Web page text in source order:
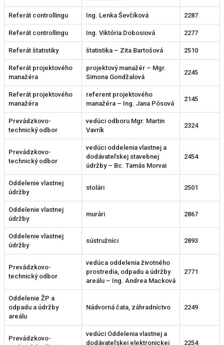
Referát controllingu Ing. Lenka Ševčíková 2287
Referát controllingu Ing. Viktória Dobosiová 2277
Referát štatistiky štatistika – Zita Bartošová 2510
Referát projektového
manažéra
projektový manažér – Mgr.
Simona Gondžalová
2245
Referát projektového
manažéra
referent projektového
manažéra – Ing. Jana Pósová
2145
Prevádzkovo-
technický odbor
vedúci odboru Mgr. Martin
Vavrík
2324
Prevádzkovo-
technický odbor
vedúci oddelenia vlastnej a
dodávateľskej stavebnej
údržby – Bc. Tamás Morvai
2454
Oddelenie vlastnej
údržby
stolári 2501
Oddelenie vlastnej
údržby
murári 2867
Oddelenie vlastnej
údržby
sústružníci 2893
Prevádzkovo-
technický odbor
vedúca oddelenia životného
prostredia, odpadu a údržby
areálu – Ing. Andrea Macková
2771
Oddelenie ŽP a
odpadu a údržby
areálu
Nádvorná čata, záhradníctvo 2249
Prevádzkovo-
vedúci Oddelenia vlastnej a
dodávateľskej elektronickej
2254